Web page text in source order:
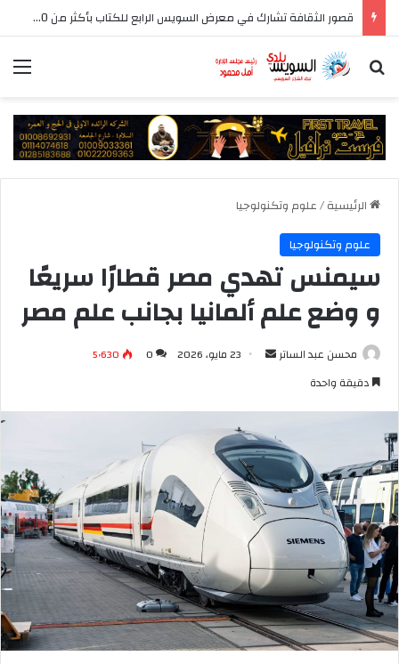
قصور الثقافة تشارك في معرض السويس الرابع للكتاب بأكثر من 250 عنوانا وببرنامج فني عبر المسرح المتنقل
بحث عن
الرئيسية/علوم وتكنولوجيا
علوم وتكنولوجيا
سيمنس تهدي مصر قطارًا سريعًا
و وضع علم ألمانيا بجانب علم مصر
محسن عبد الساتر
أرسل 23 مايو، 2026 0
5٬630
دقيقة واحدة